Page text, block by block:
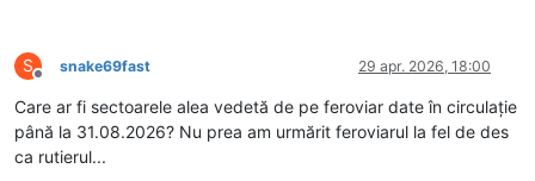
S
Deconectat
snake69fast 29 apr. 2026, 18:00
Care ar fi sectoarele alea vedetă de pe feroviar date în circulație
până la 31.08.2026? Nu prea am urmărit feroviarul la fel de des
ca rutierul...